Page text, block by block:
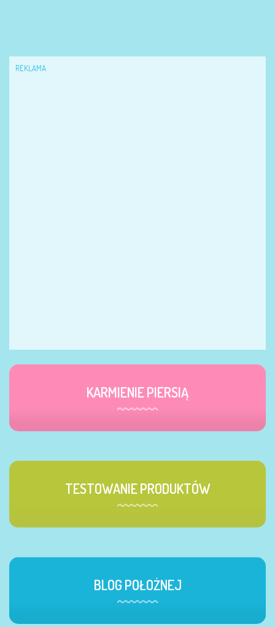
REKLAMA
KARMIENIE PIERSIĄ
TESTOWANIE PRODUKTÓW
BLOG POŁOŻNEJ